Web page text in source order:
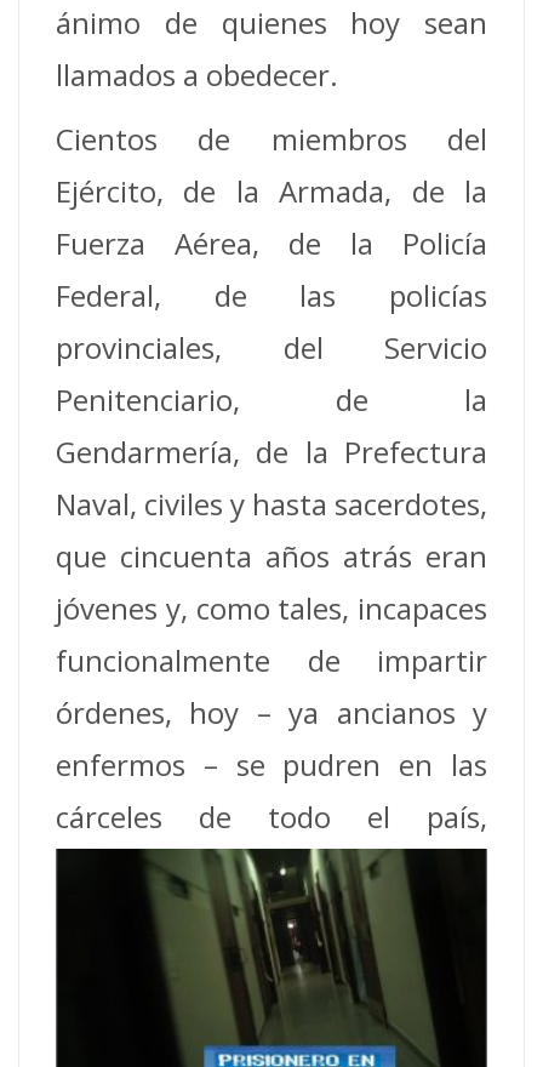
ánimo de quienes hoy sean
llamados a obedecer.
Cientos de miembros del
Ejército, de la Armada, de la
Fuerza Aérea, de la Policía
Federal, de las policías
provinciales, del Servicio
Penitenciario, de la
Gendarmería, de la Prefectura
Naval, civiles y hasta sacerdotes,
que cincuenta años atrás eran
jóvenes y, como tales, incapaces
funcionalmente de impartir
órdenes, hoy – ya ancianos y
enfermos – se pudren en las
cárceles de todo el país,